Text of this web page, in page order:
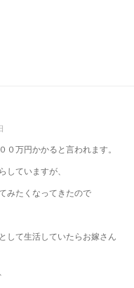
０万円かかると言われます。
していますが、
みたくなってきたので
して生活していたらお嫁さん